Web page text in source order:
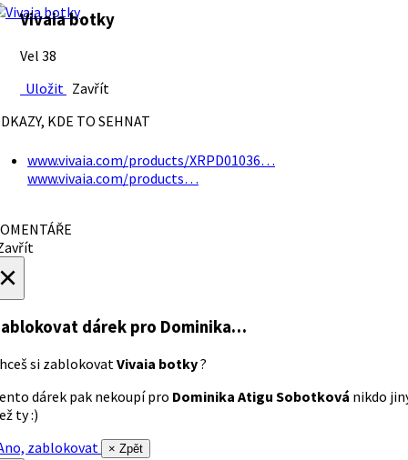
Vivaia botky
Vel 38
Uložit Zavřít
KDE TO SEHNAT
www.vivaia.com/products/XRPD01036…
www.vivaia.com/products…
dárek pro Dominika…
si zablokovatVivaia botky?
dárek pak nekoupí pro Dominika Atigu Sobotková nikdo
ty :)
zablokovat
× Zpět